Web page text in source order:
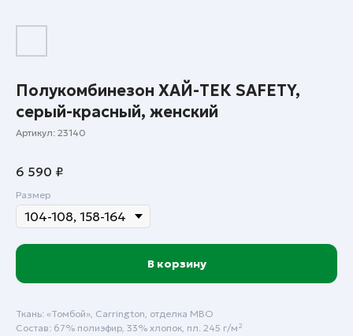
Полукомбинезон ХАЙ-ТЕК SAFETY,
серый-красный, женский
Артикул: 23140
6 590 ₽
Размер
В корзину
Ткань: «Томбой», Carrington, отделка МВО
Состав: 67% полиэфир, 33% хлопок, пл. 245 г/м²